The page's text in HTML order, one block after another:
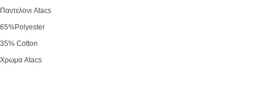
Παντελονι Atacs
65%Polyester
35% Cotton
Χρωμα Atacs